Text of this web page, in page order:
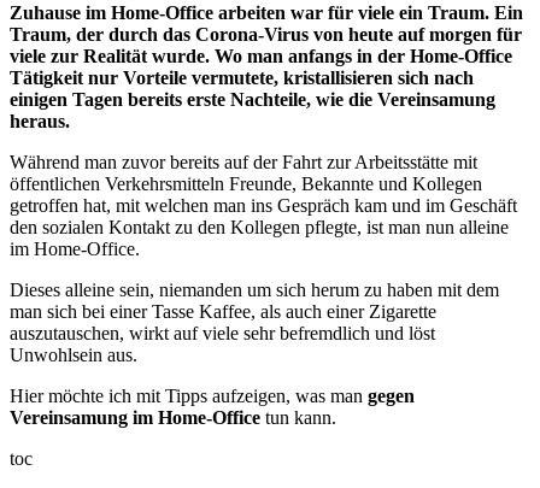
Zuhause im Home-Office arbeiten war für viele ein Traum. Ein
Traum, der durch das Corona-Virus von heute auf morgen für
viele zur Realität wurde. Wo man anfangs in der Home-Office
Tätigkeit nur Vorteile vermutete, kristallisieren sich nach
einigen Tagen bereits erste Nachteile, wie die Vereinsamung
heraus.
Während man zuvor bereits auf der Fahrt zur Arbeitsstätte mit
öffentlichen Verkehrsmitteln Freunde, Bekannte und Kollegen
getroffen hat, mit welchen man ins Gespräch kam und im Geschäft
den sozialen Kontakt zu den Kollegen pflegte, ist man nun alleine
im Home-Office.
Dieses alleine sein, niemanden um sich herum zu haben mit dem
man sich bei einer Tasse Kaffee, als auch einer Zigarette
auszutauschen, wirkt auf viele sehr befremdlich und löst
Unwohlsein aus.
Hier möchte ich mit Tipps aufzeigen, was man gegen
Vereinsamung im Home-Office tun kann.
toc